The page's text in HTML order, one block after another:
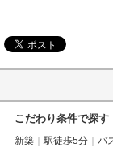
こだわり条件で探す
新築 駅徒歩5分 バ